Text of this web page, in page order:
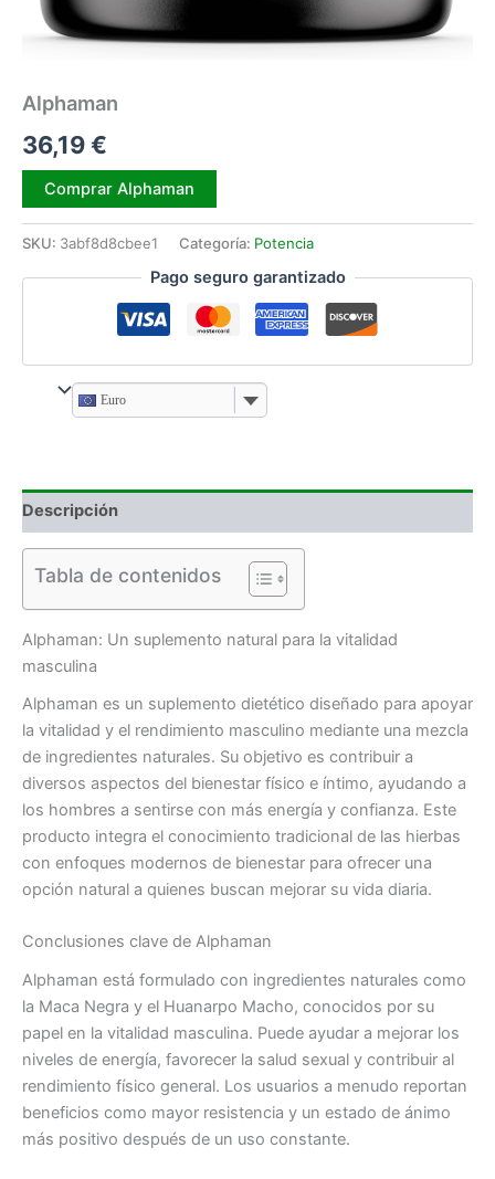
Alphaman
36,19€
Comprar Alphaman
SKU: 3abf8d8cbee1 Categoría: Potencia
Pago seguro garantizado
Euro
Descripción
Tabla de contenidos
Alphaman: Un suplemento natural para la vitalidad
masculina
Alphaman es un suplemento dietético diseñado para apoyar
la vitalidad y el rendimiento masculino mediante una mezcla
de ingredientes naturales. Su objetivo es contribuir a
diversos aspectos del bienestar físico e íntimo, ayudando a
los hombres a sentirse con más energía y confianza. Este
producto integra el conocimiento tradicional de las hierbas
con enfoques modernos de bienestar para ofrecer una
opción natural a quienes buscan mejorar su vida diaria.
Conclusiones clave de Alphaman
Alphaman está formulado con ingredientes naturales como
la Maca Negra y el Huanarpo Macho, conocidos por su
papel en la vitalidad masculina. Puede ayudar a mejorar los
niveles de energía, favorecer la salud sexual y contribuir al
rendimiento físico general. Los usuarios a menudo reportan
beneficios como mayor resistencia y un estado de ánimo
más positivo después de un uso constante.